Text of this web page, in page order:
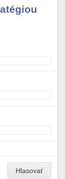
Hlasovať